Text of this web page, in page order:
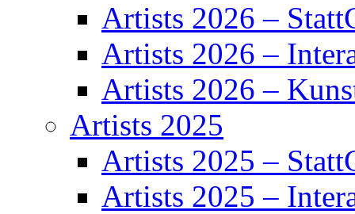
Artists 2026 –
Artists 2026 –
Artists 2026 –
Artists 2025
Artists 2025 –
Artists 2025 –